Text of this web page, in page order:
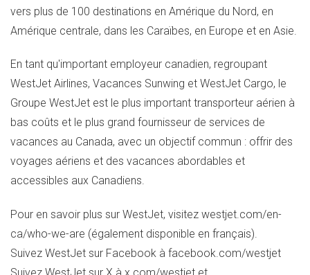
vers plus de 100 destinations en Amérique du Nord, en
Amérique centrale, dans les Caraïbes, en Europe et en Asie.
En tant qu'important employeur canadien, regroupant
WestJet Airlines, Vacances Sunwing et WestJet Cargo, le
Groupe WestJet est le plus important transporteur aérien à
bas coûts et le plus grand fournisseur de services de
vacances au Canada, avec un objectif commun : offrir des
voyages aériens et des vacances abordables et
accessibles aux Canadiens.
Pour en savoir plus sur WestJet, visitez westjet.com/en-
ca/who-we-are (également disponible en français).
Suivez WestJet sur Facebook à facebook.com/westjet